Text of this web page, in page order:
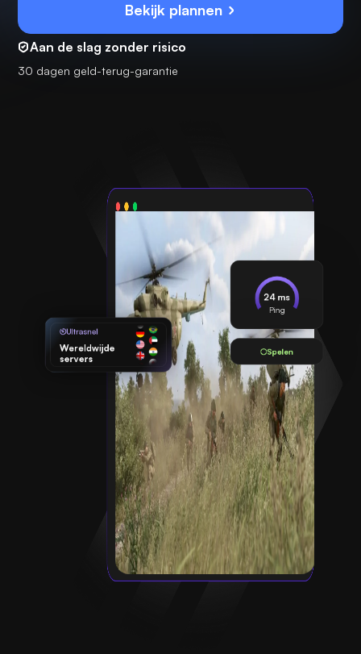
Bekijk plannen
Aan de slag zonder risico
30 dagen geld-terug-garantie
Ultrasnel
Wereldwijde
servers
24 ms
Ping
Spelen